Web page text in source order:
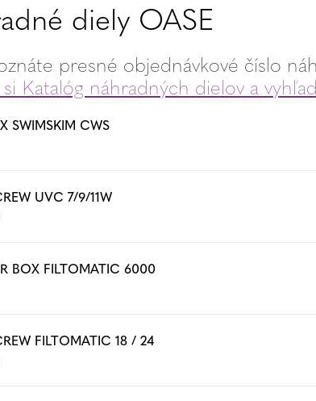
diely OASE
presné objednávkové číslo
Katalóg náhradných dielov a
SWIMSKIM CWS
UVC 7/9/11W
BOX FILTOMATIC 6000
FILTOMATIC 18 / 24